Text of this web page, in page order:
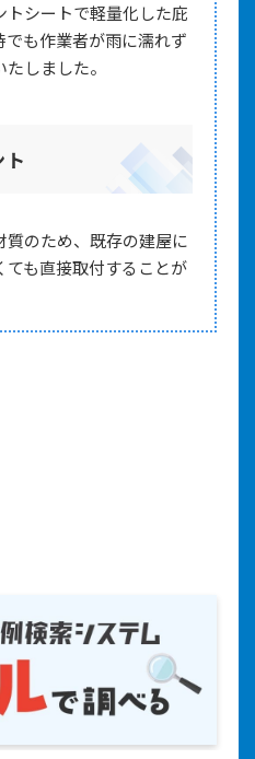
シートで軽量化した庇
も作業者が雨に濡れず
しました。
のため、既存の建屋に
も直接取付することが